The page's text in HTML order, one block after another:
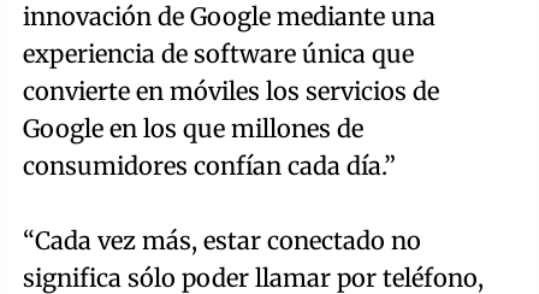
innovación de Google mediante una
experiencia de software única que
convierte en móviles los servicios de
Google en los que millones de
consumidores confían cada día.”
“Cada vez más, estar conectado no
significa sólo poder llamar por teléfono,